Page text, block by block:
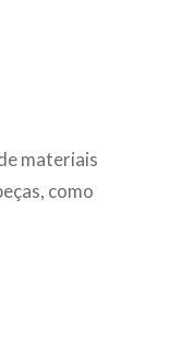
materiais
como